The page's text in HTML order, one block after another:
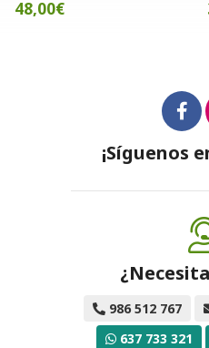
48,00€
¡Síguenos
986 512 767
637 733 321